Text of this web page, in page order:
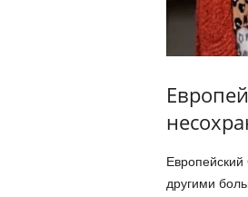
другими